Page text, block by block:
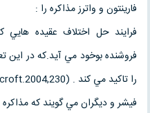
فارينتون و واترز مذاكره را :
فرايند حل اختلاف عقيده هايي
فروشنده بوخود مي آيد.كه در اين
را تاكيد مي كند . (Ashcroft.2004,230)
فيشر و ديگران مي گويند كه